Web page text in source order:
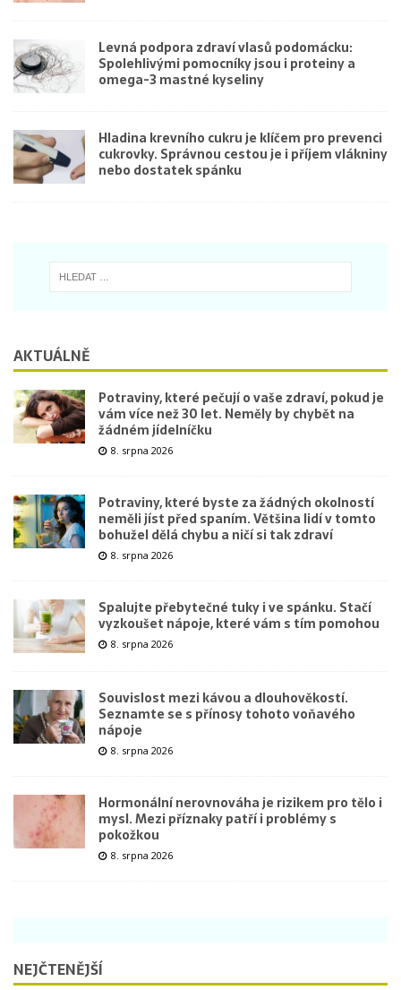
Levná podpora zdraví vlasů podomácku:
Spolehlivými pomocníky jsou i proteiny a
omega-3 mastné kyseliny
Hladina krevního cukru je klíčem pro prevenci
cukrovky. Správnou cestou je i příjem vlákniny
nebo dostatek spánku
AKTUÁLNĚ
Potraviny, které pečují o vaše zdraví, pokud je
vám více než 30 let. Neměly by chybět na
žádném jídelníčku
8. srpna 2026
Potraviny, které byste za žádných okolností
neměli jíst před spaním. Většina lidí v tomto
bohužel dělá chybu a ničí si tak zdraví
8. srpna 2026
Spalujte přebytečné tuky i ve spánku. Stačí
vyzkoušet nápoje, které vám s tím pomohou
8. srpna 2026
Souvislost mezi kávou a dlouhověkostí.
Seznamte se s přínosy tohoto voňavého
nápoje
8. srpna 2026
Hormonální nerovnováha je rizikem pro tělo i
mysl. Mezi příznaky patří i problémy s
pokožkou
8. srpna 2026
NEJČTENĚJŠÍ